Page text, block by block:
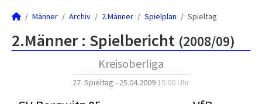
Männer Archiv 2.Männer Spielplan Spieltag
2.Männer : Spielbericht (2008/09)
Kreisoberliga
27. Spieltag - 25.04.2009 15:00 Uhr